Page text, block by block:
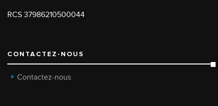
RCS 37986210500044
CONTACTEZ-NOUS
Contactez-nous